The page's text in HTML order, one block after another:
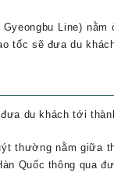
Gyeongbu Line)
tốc sẽ đưa du
du khách tới
thường nằm giữa
Quốc thông qua